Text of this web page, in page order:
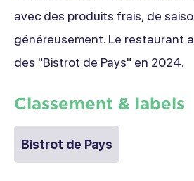
avec des produits frais, de
généreusement. Le restaurant
des "Bistrot de Pays" en 2024.
Classement & labels
Bistrot de Pays